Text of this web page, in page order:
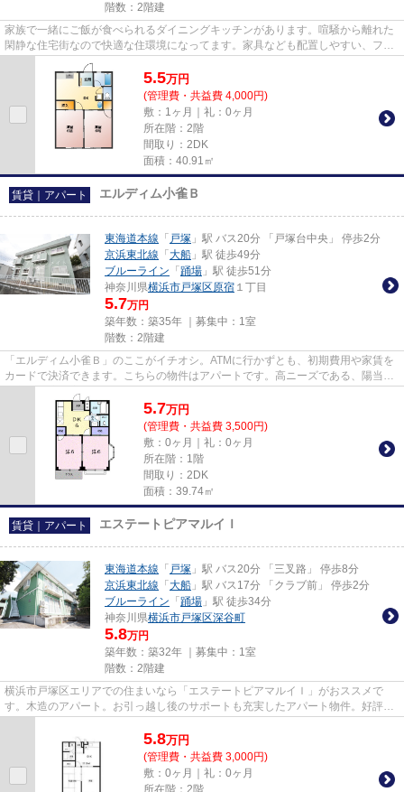
階数：2階建
家族で一緒にご飯が食べられるダイニングキッチンがあります。喧騒から離れた
閑静な住宅街なので快適な住環境になってます。家具なども配置しやすい、フロ
ーリングとなっています。横...
5.5万円
(管理費・共益費 4,000円)
敷：1ヶ月｜礼：0ヶ月
所在階：2階
間取り：2DK
面積：40.91㎡
賃貸｜アパート エルディム小雀Ｂ
東海道本線 「 戸塚 」駅 バス20分 「戸塚台中央」 停歩2分
京浜東北線 「 大船 」駅 徒歩49分
ブルーライン 「 踊場 」駅 徒歩51分
神奈川県横浜市戸塚区原宿 １丁目
5.7万円
築年数：築35年 ｜募集中： 1室
階数：2階建
「エルディム小雀Ｂ」のここがイチオシ。ATMに行かずとも、初期費用や家賃を
カードで決済できます。こちらの物件はアパートです。高ニーズである、陽当り
の良い環境を実現した物件とな...
5.7万円
(管理費・共益費 3,500円)
敷：0ヶ月｜礼：0ヶ月
所在階：1階
間取り：2DK
面積：39.74㎡
賃貸｜アパート エステートピアマルイＩ
東海道本線 「 戸塚 」駅 バス20分 「三叉路」 停歩8分
京浜東北線 「 大船 」駅 バス17分 「クラブ前」 停歩2分
ブルーライン 「 踊場 」駅 徒歩34分
神奈川県横浜市戸塚区深谷町
5.8万円
築年数：築32年 ｜募集中： 1室
階数：2階建
横浜市戸塚区エリアでの住まいなら「エステートピアマルイＩ」がおススメで
す。木造のアパート。お引っ越し後のサポートも充実したアパート物件。好評の
5.8万円
(管理費・共益費 3,000円)
敷：0ヶ月｜礼：0ヶ月
所在階：2階